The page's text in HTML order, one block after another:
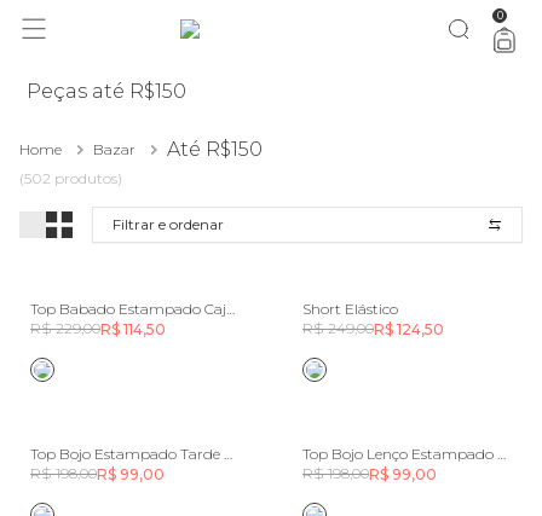
0
Peças até R$150
Home Bazar Até R$150
(502 produtos)
Filtrar e ordenar
Top Babado Estampado Caju Céu
R$ 229,00R$ 114,50
Short Elástico
R$ 249,00R$ 124,50
Top Bojo Estampado Tarde De Inverno
R$ 198,00R$ 99,00
Top Bojo Lenço Estampado Costela De Cor
R$ 198,00R$ 99,00